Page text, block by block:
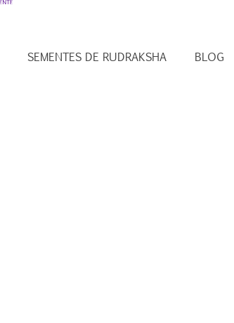
SEMENTES DE RUDRAKSHA BLOG